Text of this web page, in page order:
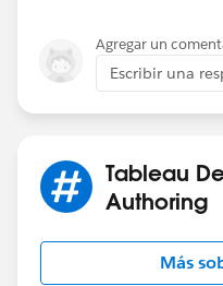
Said
(Please upvote all my
if you find them helpful)
Agregar un
Escribir una
Tableau
Authoring
Más